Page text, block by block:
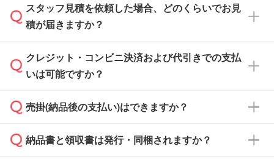
可能です。見積・注文フォームにて『ゲストの
まま進む』ボタンからお進みのうえ、ご依頼く
スタッフ見積を依頼した場合、どのくらいでお見
積が届きますか？
通常、翌営業日までにお送りしております。混
雑状況によっては、お時間をいただくこともご
依頼いただいた場合は、翌営業日以降のご連絡
クレジット・コンビニ決済および代引きでの支払
いは可能ですか？
銀行振込のみのご対応となります。
売掛(納品後の支払い)はできますか？
基本的には先入金をお願いしておりますが、自
納品書と領収書は発行・同梱されますか？